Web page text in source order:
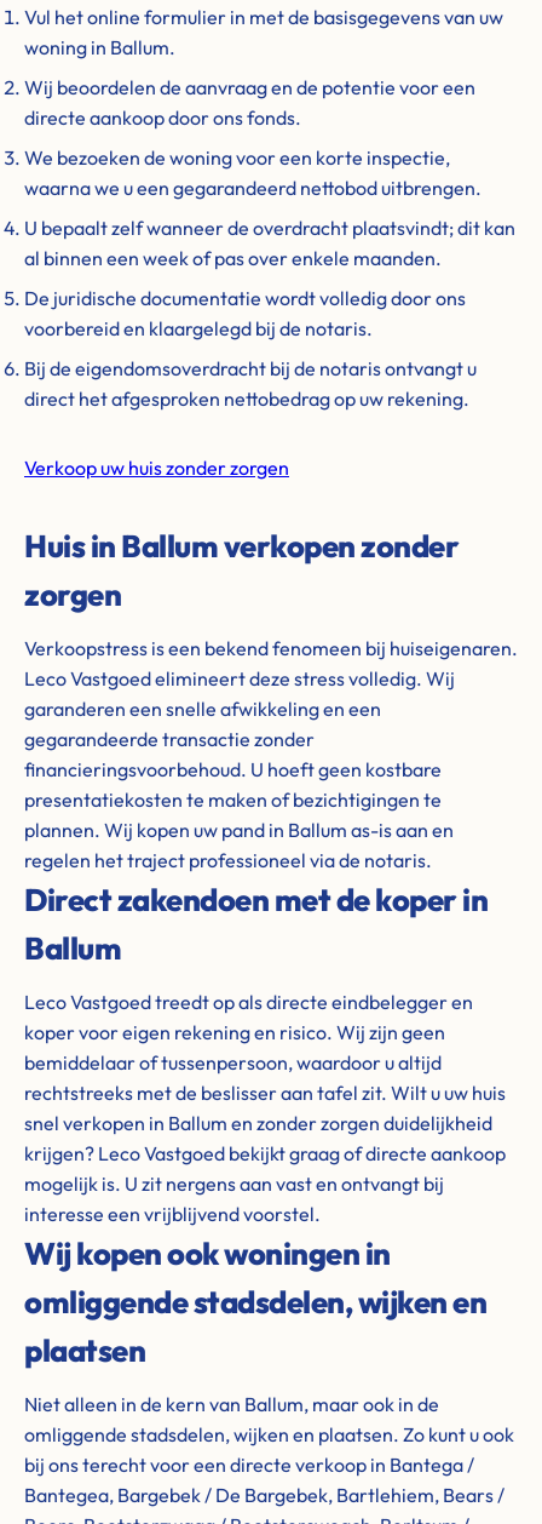
Vul het online formulier in met de basisgegevens van uw
woning in Ballum.
Wij beoordelen de aanvraag en de potentie voor een
directe aankoop door ons fonds.
We bezoeken de woning voor een korte inspectie,
waarna we u een gegarandeerd nettobod uitbrengen.
U bepaalt zelf wanneer de overdracht plaatsvindt; dit kan
al binnen een week of pas over enkele maanden.
De juridische documentatie wordt volledig door ons
voorbereid en klaargelegd bij de notaris.
Bij de eigendomsoverdracht bij de notaris ontvangt u
direct het afgesproken nettobedrag op uw rekening.
Verkoop uw huis zonder zorgen
Huis in Ballum verkopen zonder
zorgen
Verkoopstress is een bekend fenomeen bij huiseigenaren.
Leco Vastgoed elimineert deze stress volledig. Wij
garanderen een snelle afwikkeling en een
gegarandeerde transactie zonder
financieringsvoorbehoud. U hoeft geen kostbare
presentatiekosten te maken of bezichtigingen te
plannen. Wij kopen uw pand in Ballum as-is aan en
regelen het traject professioneel via de notaris.
Direct zakendoen met de koper in
Ballum
Leco Vastgoed treedt op als directe eindbelegger en
koper voor eigen rekening en risico. Wij zijn geen
bemiddelaar of tussenpersoon, waardoor u altijd
rechtstreeks met de beslisser aan tafel zit. Wilt u uw huis
snel verkopen in Ballum en zonder zorgen duidelijkheid
krijgen? Leco Vastgoed bekijkt graag of directe aankoop
mogelijk is. U zit nergens aan vast en ontvangt bij
interesse een vrijblijvend voorstel.
Wij kopen ook woningen in
omliggende stadsdelen, wijken en
plaatsen
Niet alleen in de kern van Ballum, maar ook in de
omliggende stadsdelen, wijken en plaatsen. Zo kunt u ook
bij ons terecht voor een directe verkoop in Bantega /
Bantegea, Bargebek / De Bargebek, Bartlehiem, Bears /